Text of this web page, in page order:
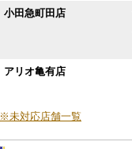
小田急町田店
アリオ亀有店
※未対応店舗一覧